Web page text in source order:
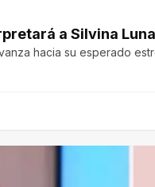
a Silvina
hacia su esperado